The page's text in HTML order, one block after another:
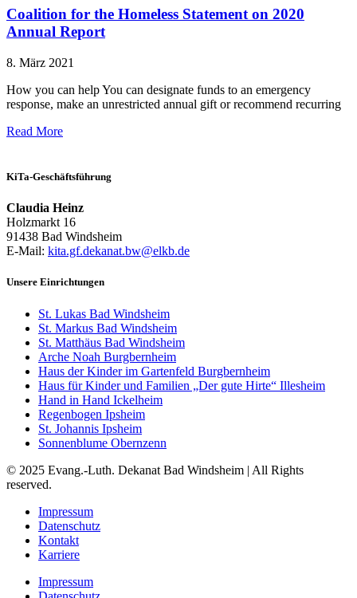
Coalition for the Homeless Statement on 2020
Annual Report
8. März 2021
How you can help You can designate funds to an emergency
response, make an unrestricted annual gift or recommend recurring
Read More
KiTa-Geschäftsführung
Claudia Heinz
Holzmarkt 16
91438 Bad Windsheim
E-Mail: kita.gf.dekanat.bw@elkb.de
Unsere Einrichtungen
St. Lukas Bad Windsheim
St. Markus Bad Windsheim
St. Matthäus Bad Windsheim
Arche Noah Burgbernheim
Haus der Kinder im Gartenfeld Burgbernheim
Haus für Kinder und Familien „Der gute Hirte“ Illesheim
Hand in Hand Ickelheim
Regenbogen Ipsheim
St. Johannis Ipsheim
Sonnenblume Obernzenn
© 2025 Evang.-Luth. Dekanat Bad Windsheim | All Rights
reserved.
Impressum
Datenschutz
Kontakt
Karriere
Impressum